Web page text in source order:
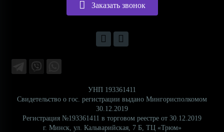
Заказать звонок
УНП 193361411
Свидетельство о гос. регистрации выдано Мингорисполкомом
30.12.2019
Регистрация №193361411 в торговом реестре от 30.12.2019
г. Минск, ул. Кальварийская, 7 Б, ТЦ «Трюм»